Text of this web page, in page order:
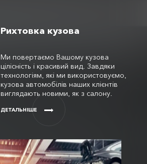
Рихтовка кузова
Ми повертаємо Вашому кузова
цілісність і красивий вид. Завдяки
технологіям, які ми використовуємо,
кузова автомобілів наших клієнтів
виглядають новими, як з салону.
ДЕТАЛЬНІШЕ